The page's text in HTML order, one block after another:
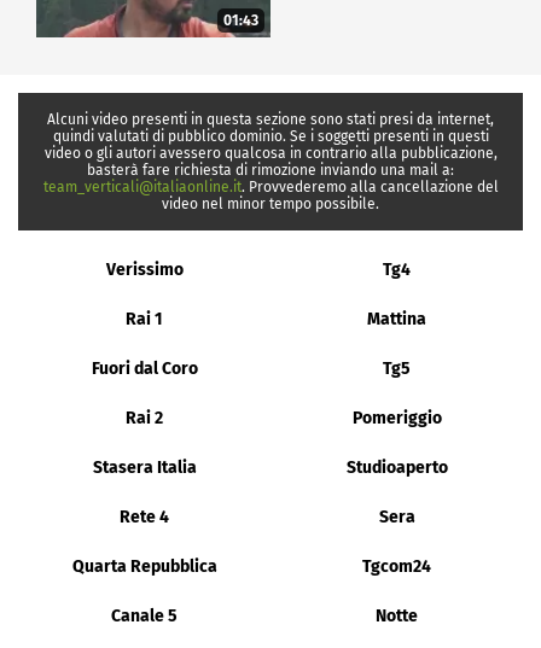
01:43
Alcuni video presenti in questa sezione sono stati presi da internet,
quindi valutati di pubblico dominio. Se i soggetti presenti in questi
video o gli autori avessero qualcosa in contrario alla pubblicazione,
basterà fare richiesta di rimozione inviando una mail a:
team_verticali@italiaonline.it. Provvederemo alla cancellazione del
video nel minor tempo possibile.
Verissimo Tg4
Rai 1 Mattina
Fuori dal Coro Tg5
Rai 2 Pomeriggio
Stasera Italia Studioaperto
Rete 4 Sera
Quarta Repubblica Tgcom24
Canale 5 Notte